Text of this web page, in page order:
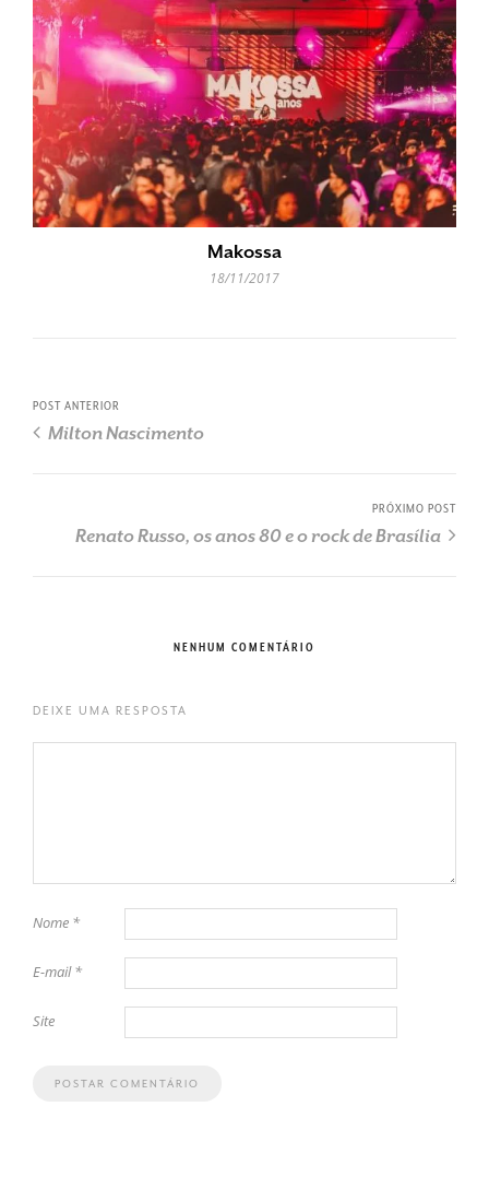
Makossa
18/11/2017
POST ANTERIOR
Milton Nascimento
PRÓXIMO POST
Renato Russo, os anos 80 e o rock de Brasília
NENHUM COMENTÁRIO
DEIXE UMA RESPOSTA
Nome *
E-mail*
Site